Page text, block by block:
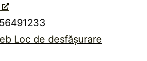
Loc de desfășurare